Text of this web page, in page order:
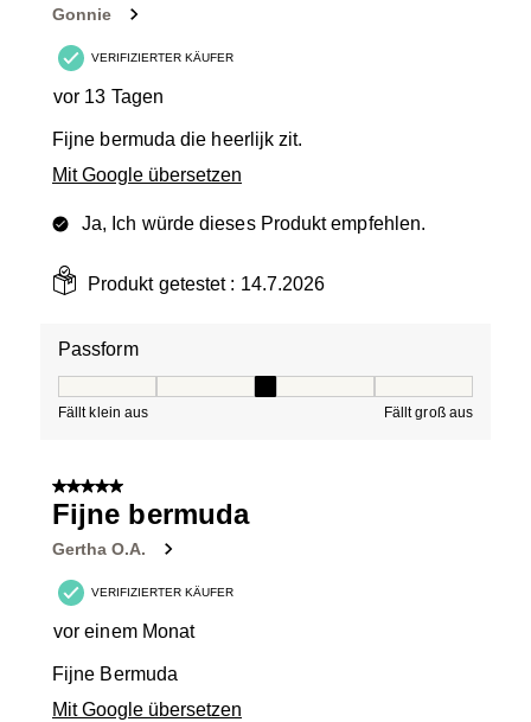
Gonnie
VERIFIZIERTER KÄUFER
vor 13 Tagen
Fijne bermuda die heerlijk zit.
Mit Google übersetzen
Ja, Ich würde dieses Produkt empfehlen.
Produkt getestet : 14.7.2026
Passform
Fällt klein aus Fällt groß aus
5 von 5 Sternen.
Fijne bermuda
Gertha O.A.
VERIFIZIERTER KÄUFER
vor einem Monat
Fijne Bermuda
Mit Google übersetzen